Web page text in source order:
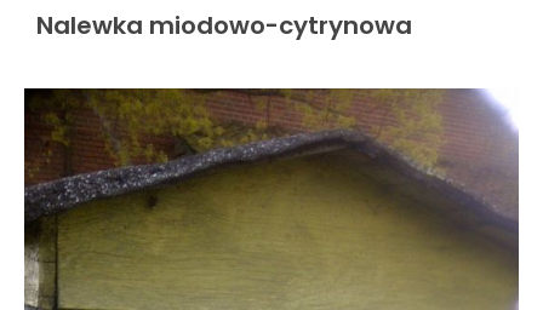
Nalewka miodowo-cytrynowa